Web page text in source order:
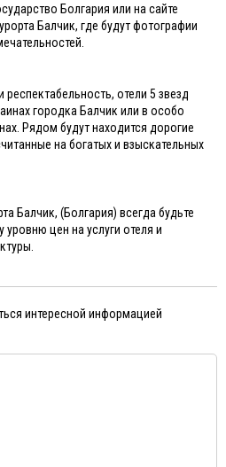
Болгария или на сайте
Балчик, где будут фотографии
отели 5 звезд
городка Балчик или в особо
Рядом будут находится дорогие
на богатых и взыскательных
Балчик, (Болгария) всегда будьте
цен на услуги отеля и
интересной информацией